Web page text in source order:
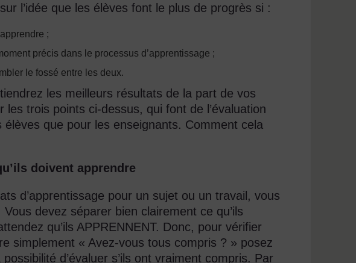
l’idée que les élèves font le plus de progrès si :
;
précis dans le processus d’apprentissage ;
le fossé entre les deux.
les meilleurs résultats de la part de vos
les trois points ci-dessus, qui font de l’évaluation
que pour les enseignants. Comment cela
doivent apprendre
d’apprentissage pour un sujet ou un travail, vous
devez séparer bien clairement ce qu’ils
qu’ils APPRENNENT. Donc, pour vérifier
simplement « Avez-vous tous compris ? » posez
d’évaluer s’ils ont vraiment compris. Par